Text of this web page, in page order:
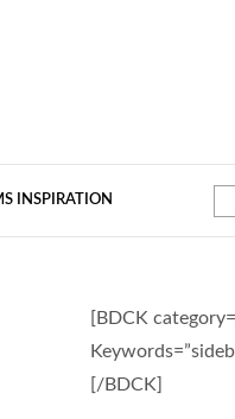
INSPIRATION
[BDCK
[/BDCK]